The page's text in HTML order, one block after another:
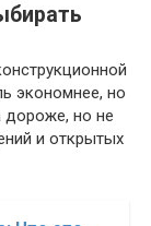
экономнее, но
дороже, но не
и открытых